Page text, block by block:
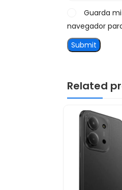
Guarda
navegador
Related